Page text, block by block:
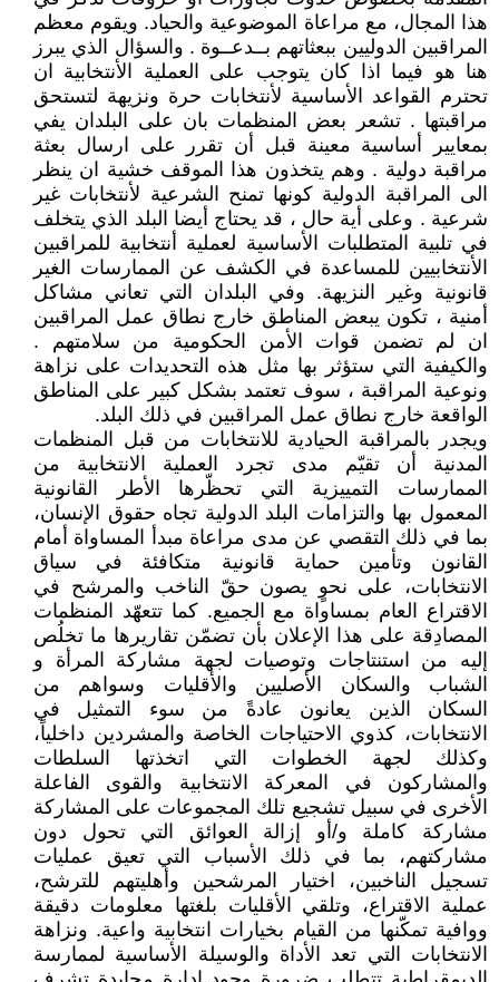
هذا المجال، مع مراعاة الموضوعية والحياد. ويقوم معظم
المراقبين الدوليين ببعثاتهم بــدعــوة . والسؤال الذي يبرز
هنا هو فيما اذا كان يتوجب على العملية الأنتخابية ان
تحترم القواعد الأساسية لأنتخابات حرة ونزيهة لتستحق
مراقبتها . تشعر بعض المنظمات بان على البلدان يفي
بمعايير أساسية معينة قبل أن تقرر على ارسال بعثة
مراقبة دولية . وهم يتخذون هذا الموقف خشية ان ينظر
الى المراقبة الدولية كونها تمنح الشرعية لأنتخابات غير
شرعية . وعلى أية حال ، قد يحتاج أيضا البلد الذي يتخلف
في تلبية المتطلبات الأساسية لعملية أنتخابية للمراقبين
الأنتخابيين للمساعدة في الكشف عن الممارسات الغير
قانونية وغير النزيهة. وفي البلدان التي تعاني مشاكل
أمنية ، تكون يبعض المناطق خارج نطاق عمل المراقبين
ان لم تضمن قوات الأمن الحكومية من سلامتهم .
والكيفية التي ستؤثر بها مثل هذه التحديدات على نزاهة
ونوعية المراقبة ، سوف تعتمد بشكل كبير على المناطق
الواقعة خارج نطاق عمل المراقبين في ذلك البلد.
ويجدر بالمراقبة الحيادية للانتخابات من قبل المنظمات
المدنية أن تقيّم مدى تجرد العملية الانتخابية من
الممارسات التمييزية التي تحظّرها الأطر القانونية
المعمول بها والتزامات البلد الدولية تجاه حقوق الإنسان،
بما في ذلك التقصي عن مدى مراعاة مبدأ المساواة أمام
القانون وتأمين حماية قانونية متكافئة في سياق
الانتخابات، على نحوٍ يصون حقّ الناخب والمرشح في
الاقتراع العام بمساواة مع الجميع. كما تتعهّد المنظمات
المصادِقة على هذا الإعلان بأن تضمّن تقاريرها ما تخلُص
إليه من استنتاجات وتوصيات لجهة مشاركة المرأة و
الشباب والسكان الأصليين والأقليات وسواهم من
السكان الذين يعانون عادةً من سوء التمثيل في
الانتخابات، كذوي الاحتياجات الخاصة والمشردين داخلياً،
وكذلك لجهة الخطوات التي اتخذتها السلطات
والمشاركون في المعركة الانتخابية والقوى الفاعلة
الأخرى في سبيل تشجيع تلك المجموعات على المشاركة
مشاركة كاملة و/أو إزالة العوائق التي تحول دون
مشاركتهم، بما في ذلك الأسباب التي تعيق عمليات
تسجيل الناخبين، اختيار المرشحين وأهليتهم للترشح،
عملية الاقتراع، وتلقي الأقليات بلغتها معلومات دقيقة
ووافية تمكّنها من القيام بخيارات انتخابية واعية. ونزاهة
الانتخابات التي تعد الأداة والوسيلة الأساسية لممارسة